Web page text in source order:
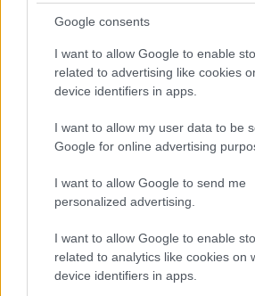
Google consents
I want to allow Google to enable
related to advertising like cookies
device identifiers in apps.
I want to allow my user data to be
Google for online advertising
I want to allow Google to send me
personalized advertising.
I want to allow Google to enable
related to analytics like cookies on
device identifiers in apps.
Csak úgy: towbarless
munkában